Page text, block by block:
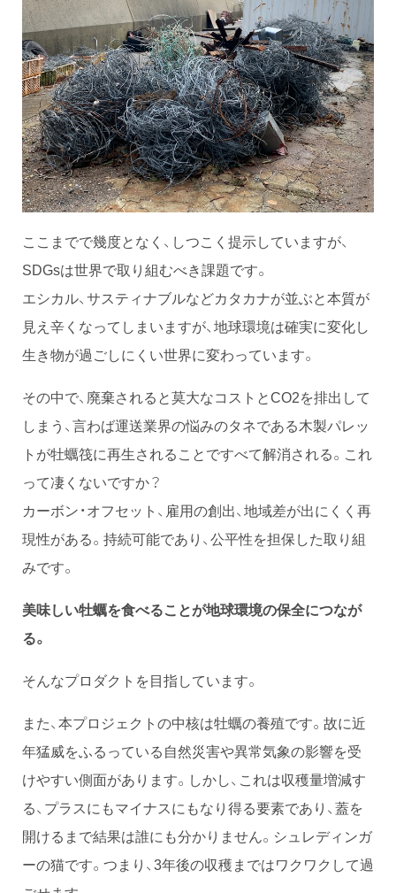
ここまでで幾度となく、しつこく提示していますが、
SDGsは世界で取り組むべき課題です。
エシカル、サスティナブルなどカタカナが並ぶと本質が
見え辛くなってしまいますが、地球環境は確実に変化し
生き物が過ごしにくい世界に変わっています。
その中で、廃棄されると莫大なコストとCO2を排出して
しまう、言わば運送業界の悩みのタネである木製パレッ
トが牡蠣筏に再生されることですべて解消される。これ
って凄くないですか？
カーボン・オフセット、雇用の創出、地域差が出にくく再
現性がある。持続可能であり、公平性を担保した取り組
みです。
美味しい牡蠣を食べることが地球環境の保全につなが
る。
そんなプロダクトを目指しています。
また、本プロジェクトの中核は牡蠣の養殖です。故に近
年猛威をふるっている自然災害や異常気象の影響を受
けやすい側面があります。しかし、これは収穫量増減す
る、プラスにもマイナスにもなり得る要素であり、蓋を
開けるまで結果は誰にも分かりません。シュレディンガ
ーの猫です。つまり、3年後の収穫まではワクワクして過